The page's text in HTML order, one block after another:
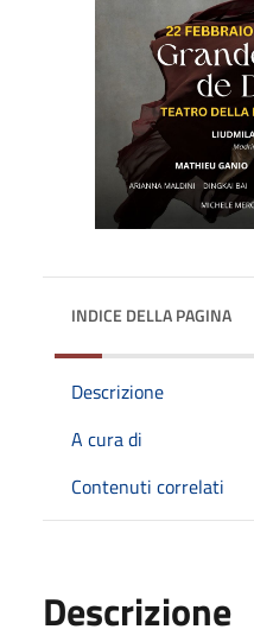
INDICE DELLA PAGINA
Descrizione
A cura di
Contenuti correlati
Descrizione